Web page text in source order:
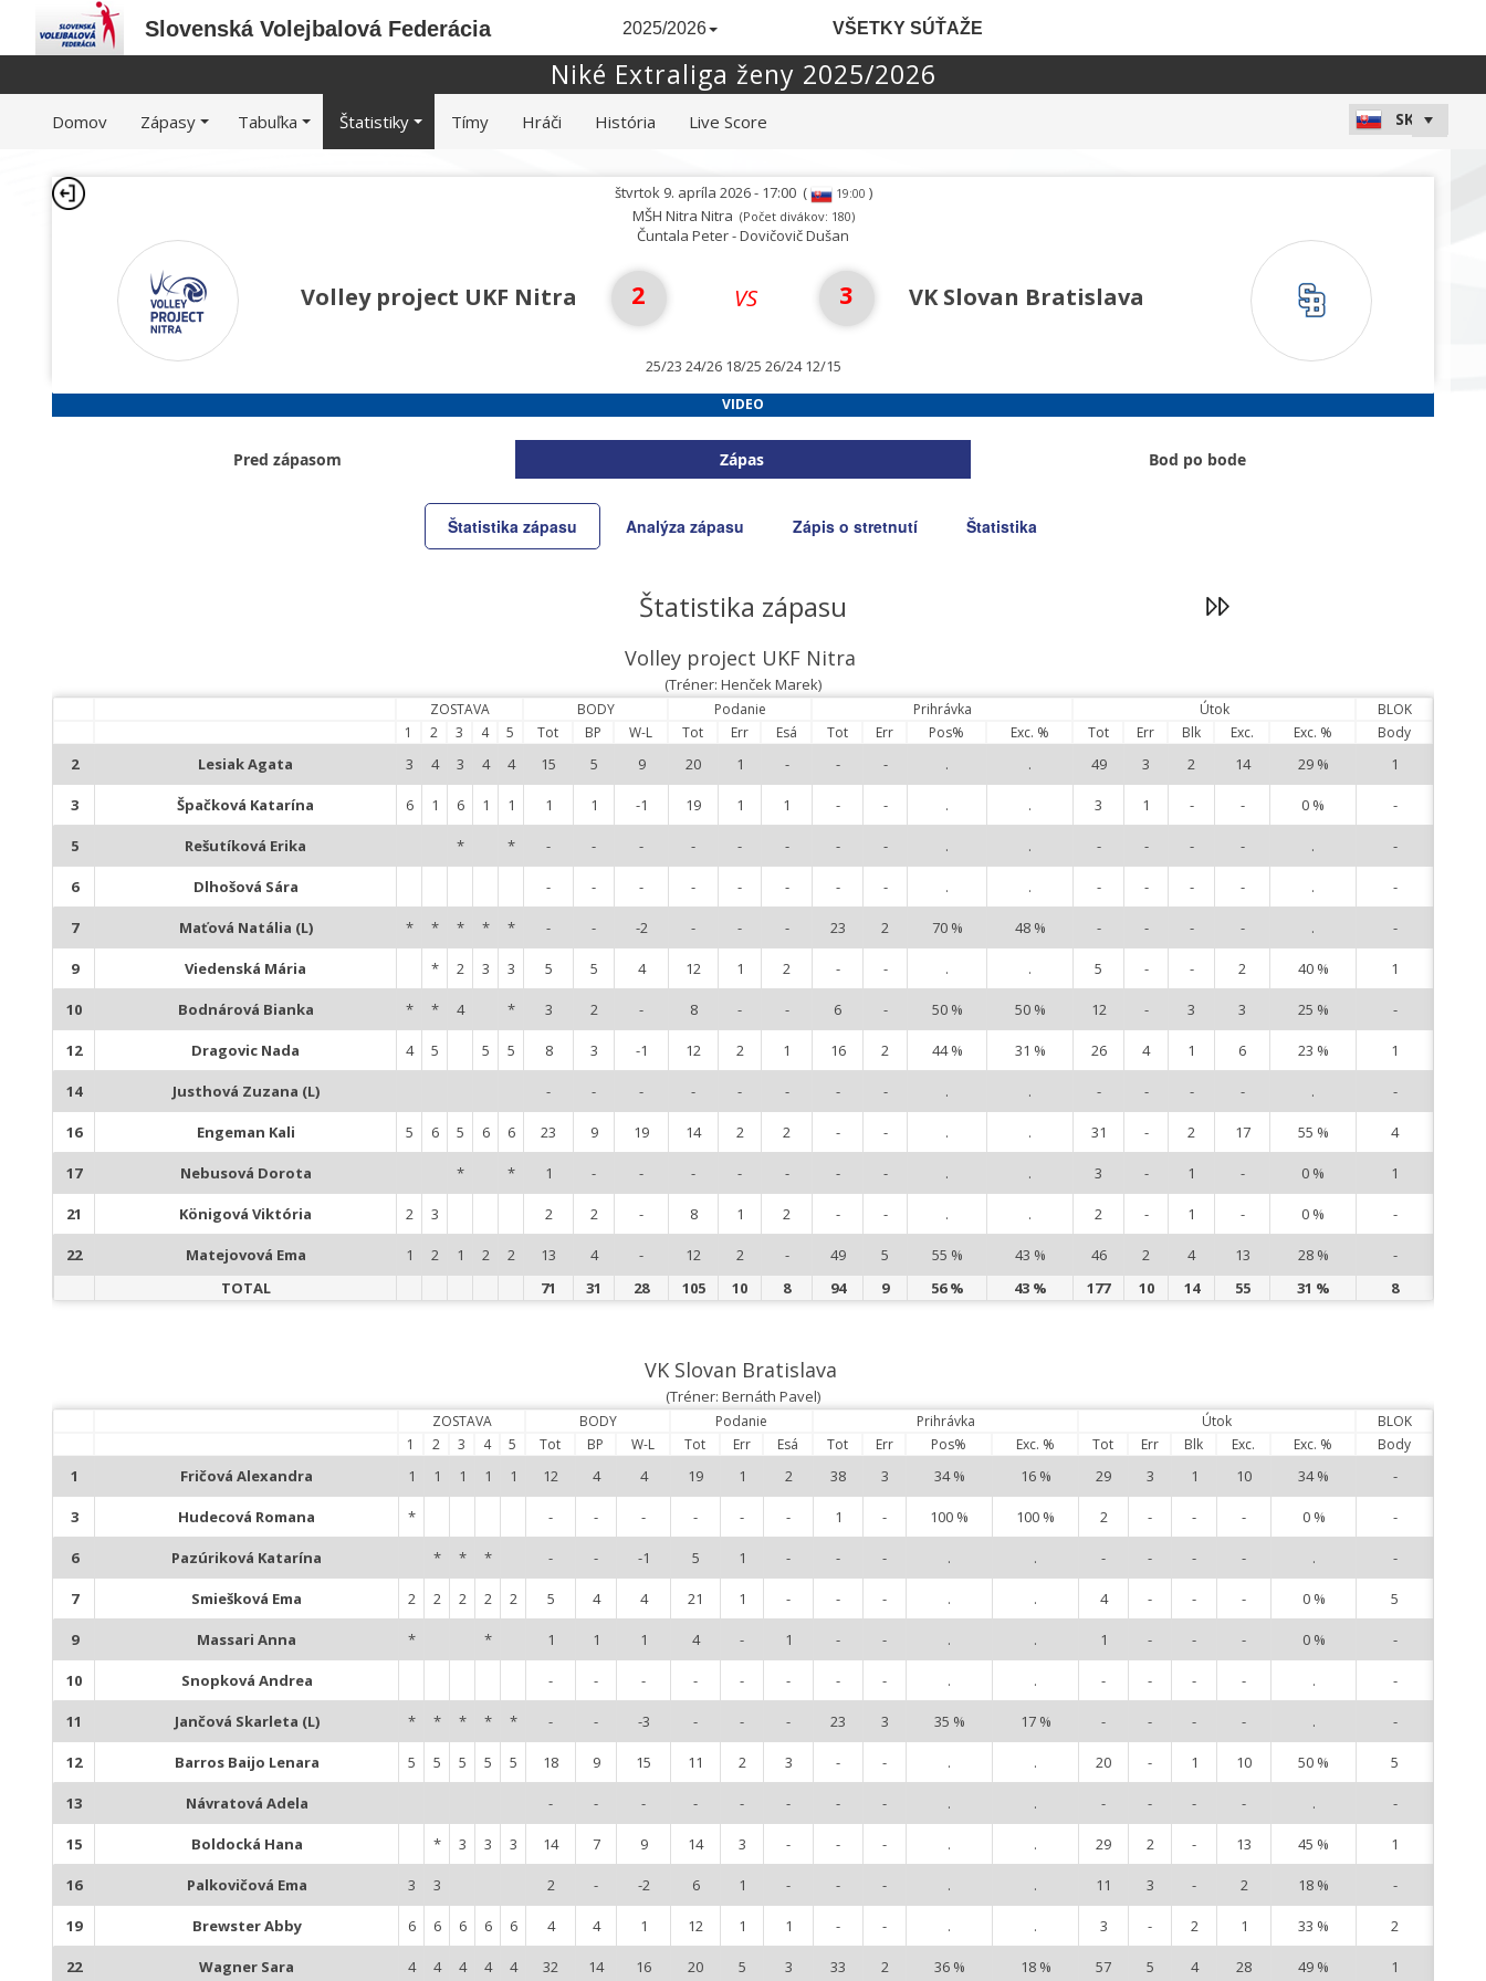
Slovenská Volejbalová Federácia 2025/2026 VŠETKY SÚŤAŽE
Niké Extraliga ženy 2025/2026
Domov Zápasy Tabuľka Štatistiky Tímy Hráči História Live Score
štvrtok 9. apríla 2026 - 17:00( 19:00 )
MŠH Nitra Nitra (Počet divákov: 180)
Čuntala Peter - Dovičovič Dušan
Volley project UKF Nitra 2 VS 3 VK Slovan Bratislava
25/23 24/26 18/25 26/24 12/15
VIDEO
Pred zápasom Zápas Bod po bode
Štatistika zápasu Analýza zápasu Zápis o stretnutí Štatistika
Štatistika zápasu
Volley project UKF Nitra
(Tréner: Henček Marek)
ZOSTAVA BODY Podanie Prihrávka Útok
BLOK
1
2 3 4 5 Tot BP W-L Tot Err Esá Tot Err Pos% Exc. % Tot Err Blk Exc. Exc. % Body
2 Lesiak Agata 3 4 3 4 4 15 5 9 20 1 - - - . . 49 3 2 14 29 % 1
3 Špačková Katarína 6 1 6 1 1 1 1 -1 19 1 1 - - . . 3 1 - - 0 % -
5 Rešutíková Erika * * - - - - - - - - . . - - - - . -
6 Dlhošová Sára - - - - - - - - . . - - - - . -
7 Maťová Natália (L) * * * * * - - -2 - - - 23 2 70 % 48 % - - - - . -
9 Viedenská Mária * 2 3 3 5 5 4 12 1 2 - - . . 5 - - 2 40 % 1
10 Bodnárová Bianka * * 4 * 3 2 - 8 - - 6 - 50 % 50 % 12 - 3 3 25 % -
12 Dragovic Nada 4 5 5 5 8 3 -1 12 2 1 16 2 44 % 31 % 26 4 1 6 23 % 1
14 Justhová Zuzana (L) - - - - - - - - . . - - - - . -
16 Engeman Kali 5 6 5 6 6 23 9 19 14 2 2 - - . . 31 - 2 17 55 % 4
17 Nebusová Dorota * * 1 - - - - - - - . . 3 - 1 - 0 % 1
21 Königová Viktória 2 3 2 2 - 8 1 2 - - . . 2 - 1 - 0 % -
22 Matejovová Ema 1 2 1 2 2 13 4 - 12 2 - 49 5 55 % 43 % 46 2 4 13 28 %
-
TOTAL
71 31 28 105 10 8 94 9 56 % 43 % 177 10 14 55 31 % 8
VK Slovan Bratislava
(Tréner: Bernáth Pavel)
ZOSTAVA BODY Podanie Prihrávka Útok
BLOK
1
2 3 4 5 Tot BP W-L Tot Err Esá Tot Err Pos% Exc. % Tot Err Blk Exc. Exc. % Body
1 Fričová Alexandra 1 1 1 1 1 12 4 4 19 1 2 38 3 34 % 16 % 29 3 1 10 34 % -
3 Hudecová Romana * - - - - - - 1 - 100 % 100 % 2 - - - 0 % -
6 Pazúriková Katarína * * * - - -1 5 1 - - - . . - - - - . -
7 Smiešková Ema 2 2 2 2 2 5 4 4 21 1 - - - . . 4 - - - 0 % 5
9 Massari Anna * * 1 1 1 4 - 1 - - . . 1 - - - 0 % -
10 Snopková Andrea - - - - - - - - . . - - - - . -
11 Jančová Skarleta (L) * * * * * - - -3 - - - 23 3 35 % 17 % - - - - . -
12 Barros Baijo Lenara 5 5 5 5 5 18 9 15 11 2 3 - - . . 20 - 1 10 50 % 5
13 Návratová Adela - - - - - - - - . . - - - - . -
15 Boldocká Hana * 3 3 3 14 7 9 14 3 - - - . . 29 2 - 13 45 % 1
16 Palkovičová Ema 3 3 2 - -2 6 1 - - - . . 11 3 - 2 18 % -
19 Brewster Abby 6 6 6 6 6 4 4 1 12 1 1 - - . . 3 - 2 1 33 % 2
22 Wagner Sara 4 4 4 4 4 32 14 16 20 5 3 33 2 36 % 18 % 57 5 4 28 49 % 1